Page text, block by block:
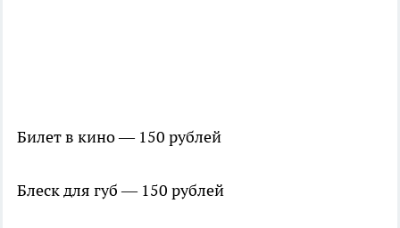
Билет в кино — 150 рублей
Блеск для губ — 150 рублей